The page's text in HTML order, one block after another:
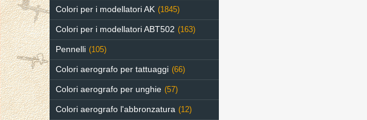
Colori per i modellatori AK (1845)
Colori per i modellatori ABT502 (163)
Pennelli (105)
Colori aerografo per tattuaggi (66)
Colori aerografo per unghie (57)
Colori aerografo l'abbronzatura (12)